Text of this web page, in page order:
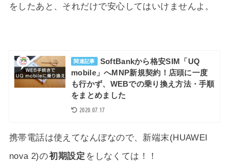
をしたあと、それだけで安心してはいけませんよ。
関連記事
SoftBankから格安SIM「UQ
mobile」へMNP新規契約！店頭に一度
も行かず、WEBでの乗り換え方法・手順
をまとめました
2020.07.17
携帯電話は使えてなんぼなので、新端末(HUAWEI
nova 2)の初期設定 をしなくては！！